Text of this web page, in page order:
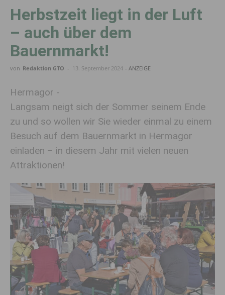
Herbstzeit liegt in der Luft
– auch über dem
Bauernmarkt!
von Redaktion GTO - 13. September 2024 - ANZEIGE
Hermagor -
Langsam neigt sich der Sommer seinem Ende
zu und so wollen wir Sie wieder einmal zu einem
Besuch auf dem Bauernmarkt in Hermagor
einladen – in diesem Jahr mit vielen neuen
Attraktionen!